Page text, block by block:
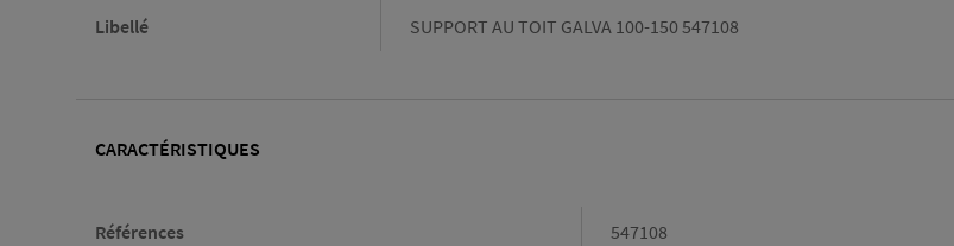
Libellé SUPPORT AU TOIT GALVA 100-150 547108
CARACTÉRISTIQUES
Références 547108